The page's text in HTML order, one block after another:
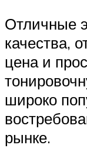
Отличные
качества,
цена и
широко
рынке.